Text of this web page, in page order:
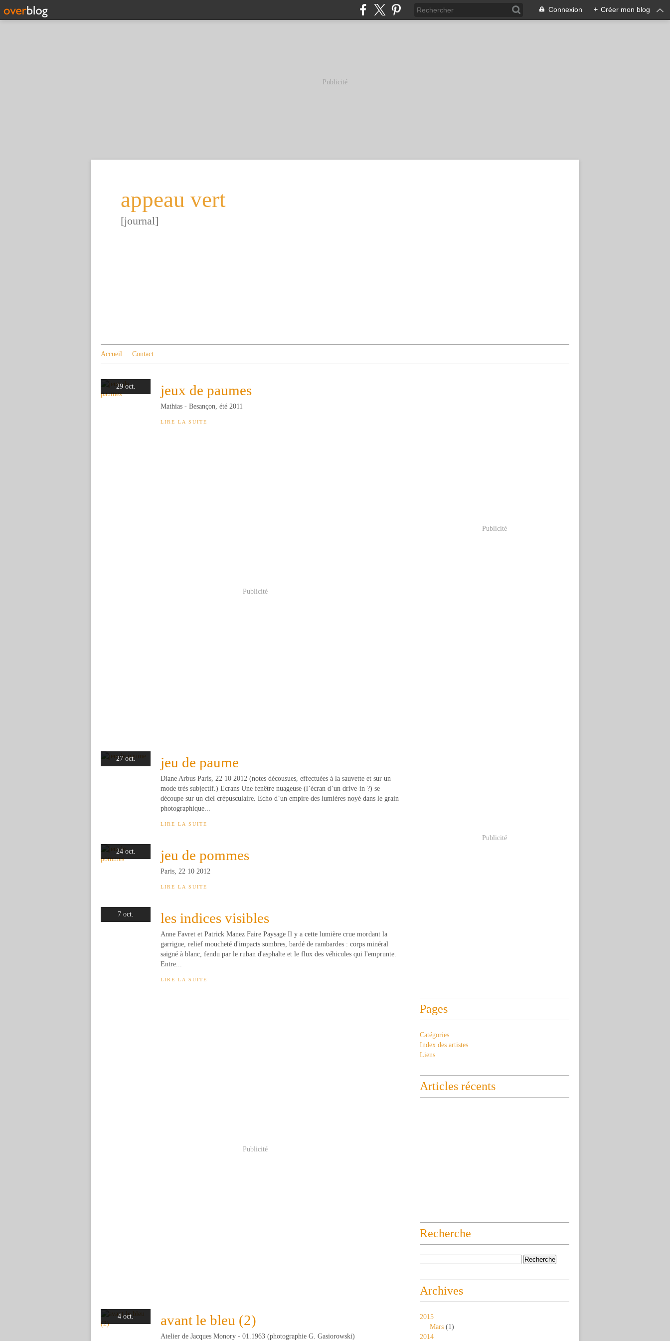
Connexion + Créer mon blog
Publicité
appeau vert
[journal]
Accueil Contact
29 oct. jeux de paumes
Mathias - Besançon, été 2011
LIRE LA SUITE
Publicité
27 oct. jeu de paume
Diane Arbus Paris, 22 10 2012 (notes décousues, effectuées à la sauvette et sur un
mode très subjectif.) Ecrans Une fenêtre nuageuse (l’écran d’un drive-in ?) se
découpe sur un ciel crépusculaire. Echo d’un empire des lumières noyé dans le grain
photographique...
LIRE LA SUITE
24 oct. jeu de pommes
Paris, 22 10 2012
LIRE LA SUITE
7 oct. les indices visibles
Anne Favret et Patrick Manez Faire Paysage Il y a cette lumière crue mordant la
garrigue, relief moucheté d'impacts sombres, bardé de rambardes : corps minéral
saigné à blanc, fendu par le ruban d'asphalte et le flux des véhicules qui l'emprunte.
Entre...
LIRE LA SUITE
Publicité
4 oct. avant le bleu (2)
Atelier de Jacques Monory - 01.1963 (photographie G. Gasiorowski)
Publicité
Publicité
Pages
Catégories
Index des artistes
Liens
Articles récents
Recherche
Archives
2015
Mars (1)
2014